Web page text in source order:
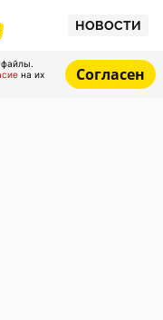
НОВОСТИ
на их
Согласен